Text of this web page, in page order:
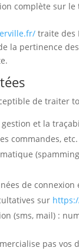
complète sur
traite des
la pertinence
de traiter
et la
commandes, etc.
de connexion
sur
(sms, mail) :
pas vos